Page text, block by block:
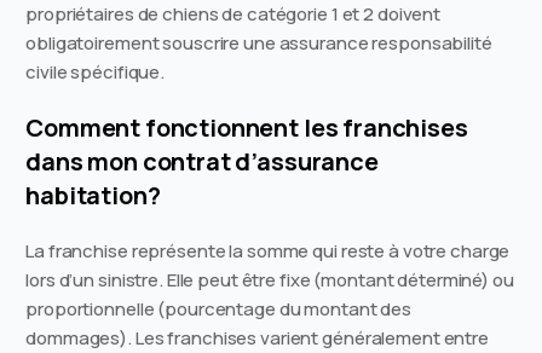
propriétaires de chiens de catégorie 1 et 2 doivent
obligatoirement souscrire une assurance responsabilité
civile spécifique.
Comment fonctionnent les franchises
dans mon contrat d’assurance
habitation?
La franchise représente la somme qui reste à votre charge
lors d’un sinistre. Elle peut être fixe (montant déterminé) ou
proportionnelle (pourcentage du montant des
dommages). Les franchises varient généralement entre